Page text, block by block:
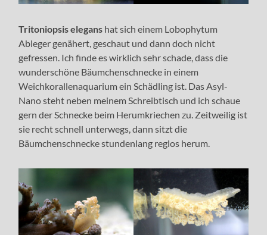
Tritoniopsis elegans hat sich einem Lobophytum
Ableger genähert, geschaut und dann doch nicht
gefressen. Ich finde es wirklich sehr schade, dass die
wunderschöne Bäumchenschnecke in einem
Weichkorallenaquarium ein Schädling ist. Das Asyl-
Nano steht neben meinem Schreibtisch und ich schaue
gern der Schnecke beim Herumkriechen zu. Zeitweilig ist
sie recht schnell unterwegs, dann sitzt die
Bäumchenschnecke stundenlang reglos herum.